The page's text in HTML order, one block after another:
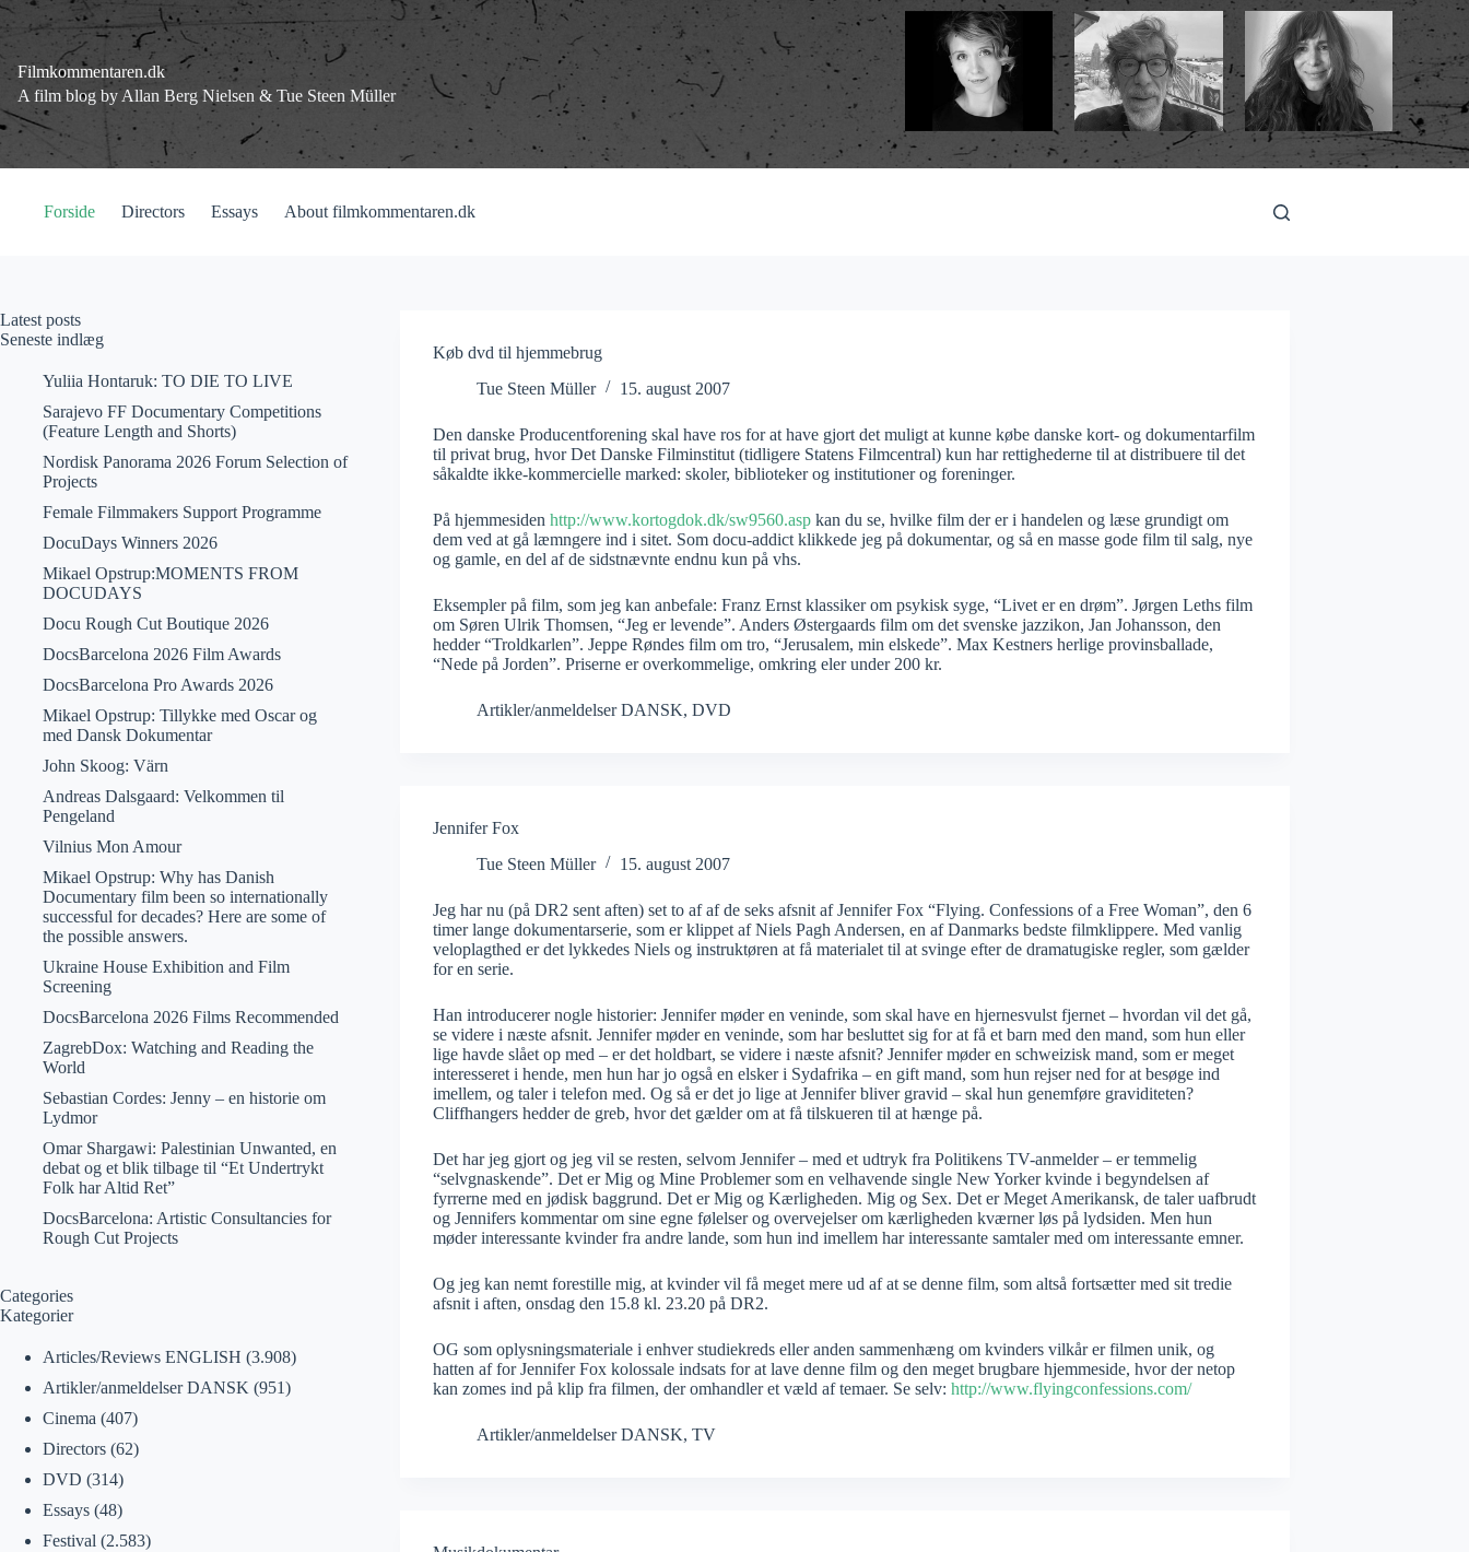
Fortsæt
til
indhold
Filmkommentaren.dk
A film blog by Allan Berg Nielsen & Tue Steen Müller
Forside Directors Essays About filmkommentaren.dk
Køb dvd til hjemmebrug
Tue Steen Müller
15. august 2007
Den danske Producentforening skal have ros for at have gjort det muligt at kunne købe danske kort- og dokumentarfilm
til privat brug, hvor Det Danske Filminstitut (tidligere Statens Filmcentral) kun har rettighederne til at distribuere til det
såkaldte ikke-kommercielle marked: skoler, biblioteker og institutioner og foreninger.
På hjemmesiden http://www.kortogdok.dk/sw9560.aspkan du se, hvilke film der er i handelen og læse grundigt om
dem ved at gå læmngere ind i sitet. Som docu-addict klikkede jeg på dokumentar, og så en masse gode film til salg, nye
og gamle, en del af de sidstnævnte endnu kun på vhs.
Eksempler på film, som jeg kan anbefale: Franz Ernst klassiker om psykisk syge, “Livet er en drøm”. Jørgen Leths film
om Søren Ulrik Thomsen, “Jeg er levende”. Anders Østergaards film om det svenske jazzikon, Jan Johansson, den
hedder “Troldkarlen”. Jeppe Røndes film om tro, “Jerusalem, min elskede”. Max Kestners herlige provinsballade,
“Nede på Jorden”. Priserne er overkommelige, omkring eler under 200 kr.
Artikler/anmeldelser DANSK, DVD
Jennifer Fox
Tue Steen Müller
15. august 2007
Jeg har nu (på DR2 sent aften) set to af af de seks afsnit af Jennifer Fox “Flying. Confessions of a Free Woman”, den 6
timer lange dokumentarserie, som er klippet af Niels Pagh Andersen, en af Danmarks bedste filmklippere. Med vanlig
veloplagthed er det lykkedes Niels og instruktøren at få materialet til at svinge efter de dramatugiske regler, som gælder
for en serie.
Han introducerer nogle historier: Jennifer møder en veninde, som skal have en hjernesvulst fjernet – hvordan vil det gå,
se videre i næste afsnit. Jennifer møder en veninde, som har besluttet sig for at få et barn med den mand, som hun eller
lige havde slået op med – er det holdbart, se videre i næste afsnit? Jennifer møder en schweizisk mand, som er meget
interesseret i hende, men hun har jo også en elsker i Sydafrika – en gift mand, som hun rejser ned for at besøge ind
imellem, og taler i telefon med. Og så er det jo lige at Jennifer bliver gravid – skal hun genemføre graviditeten?
Cliffhangers hedder de greb, hvor det gælder om at få tilskueren til at hænge på.
Det har jeg gjort og jeg vil se resten, selvom Jennifer – med et udtryk fra Politikens TV-anmelder – er temmelig
“selvgnaskende”. Det er Mig og Mine Problemer som en velhavende single New Yorker kvinde i begyndelsen af
fyrrerne med en jødisk baggrund. Det er Mig og Kærligheden. Mig og Sex. Det er Meget Amerikansk, de taler uafbrudt
og Jennifers kommentar om sine egne følelser og overvejelser om kærligheden kværner løs på lydsiden. Men hun
møder interessante kvinder fra andre lande, som hun ind imellem har interessante samtaler med om interessante emner.
Og jeg kan nemt forestille mig, at kvinder vil få meget mere ud af at se denne film, som altså fortsætter med sit tredie
afsnit i aften, onsdag den 15.8 kl. 23.20 på DR2.
OG som oplysningsmateriale i enhver studiekreds eller anden sammenhæng om kvinders vilkår er filmen unik, og
hatten af for Jennifer Fox kolossale indsats for at lave denne film og den meget brugbare hjemmeside, hvor der netop
kan zomes ind på klip fra filmen, der omhandler et væld af temaer. Se selv: http://www.flyingconfessions.com/
Artikler/anmeldelser DANSK, TV
Latest posts
Seneste indlæg
Yuliia Hontaruk: TO DIE TO LIVE
Sarajevo FF Documentary Competitions
(Feature Length and Shorts)
Nordisk Panorama 2026 Forum Selection of
Projects
Female Filmmakers Support Programme
DocuDays Winners 2026
Mikael Opstrup:MOMENTS FROM
DOCUDAYS
Docu Rough Cut Boutique 2026
DocsBarcelona 2026 Film Awards
DocsBarcelona Pro Awards 2026
Mikael Opstrup: Tillykke med Oscar og
med Dansk Dokumentar
John Skoog: Värn
Andreas Dalsgaard: Velkommen til
Pengeland
Vilnius Mon Amour
Mikael Opstrup: Why has Danish
Documentary film been so internationally
successful for decades? Here are some of
the possible answers.
Ukraine House Exhibition and Film
Screening
DocsBarcelona 2026 Films Recommended
ZagrebDox: Watching and Reading the
World
Sebastian Cordes: Jenny – en historie om
Lydmor
Omar Shargawi: Palestinian Unwanted, en
debat og et blik tilbage til “Et Undertrykt
Folk har Altid Ret”
DocsBarcelona: Artistic Consultancies for
Rough Cut Projects
Categories
Kategorier
Articles/Reviews ENGLISH (3.908)
Artikler/anmeldelser DANSK (951)
Cinema (407)
Directors(62)
DVD (314)
Essays(48)
Festival (2.583)